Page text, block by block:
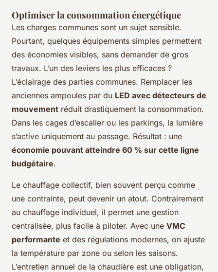
Optimiser la consommation énergétique
Les charges communes sont un sujet sensible.
Pourtant, quelques équipements simples permettent
des économies visibles, sans demander de gros
travaux. L’un des leviers les plus efficaces ?
L’éclairage des parties communes. Remplacer les
anciennes ampoules par du LED avec détecteurs de
mouvement réduit drastiquement la consommation.
Dans les cages d’escalier ou les parkings, la lumière
s’active uniquement au passage. Résultat : une
économie pouvant atteindre 60 % sur cette ligne
budgétaire.
Le chauffage collectif, bien souvent perçu comme
une contrainte, peut devenir un atout. Contrairement
au chauffage individuel, il permet une gestion
centralisée, plus facile à piloter. Avec une VMC
performante et des régulations modernes, on ajuste
la température par zone ou selon les saisons.
L’entretien annuel de la chaudière est une obligation,